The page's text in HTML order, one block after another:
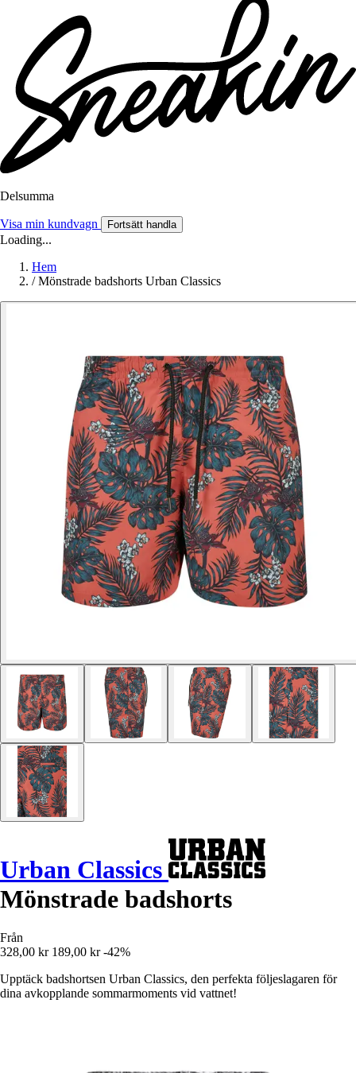
Delsumma
Visa min kundvagn Fortsätt handla
Loading...
Hem
/ Mönstrade badshorts Urban Classics
Urban Classics
Mönstrade badshorts
Från
328,00 kr 189,00 kr -42%
Upptäck badshortsen Urban Classics, den perfekta följeslagaren för
dina avkopplande sommarmoments vid vattnet!